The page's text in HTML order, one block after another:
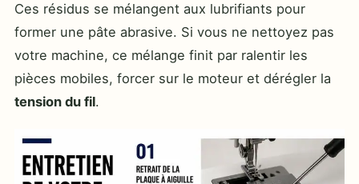
Ces résidus se mélangent aux lubrifiants pour
former une pâte abrasive. Si vous ne nettoyez pas
votre machine, ce mélange finit par ralentir les
pièces mobiles, forcer sur le moteur et dérégler la
tension du fil.